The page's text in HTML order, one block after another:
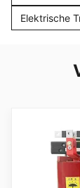
Elektrische